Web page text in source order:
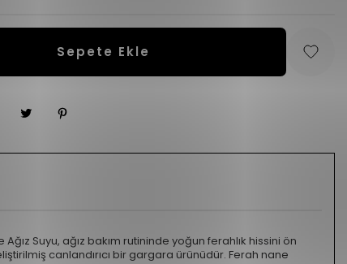
Sepete Ekle
Suyu, ağız bakım rutininde yoğun ferahlık hissini ön
canlandırıcı bir gargara ürünüdür. Ferah nane